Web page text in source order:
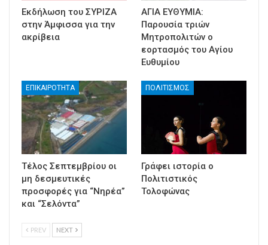
Εκδήλωση του ΣΥΡΙΖΑ
στην Άμφισσα για την
ακρίβεια
ΑΓΙΑ ΕΥΘΥΜΙΑ:
Παρουσία τριών
Μητροπολιτών ο
εορτασμός του Αγίου
Ευθυμίου
ΕΠΙΚΑΙΡΟΤΗΤΑ
Τέλος Σεπτεμβρίου οι
μη δεσμευτικές
προσφορές για “Νηρέα”
και “Σελόντα”
ΠΟΛΙΤΙΣΜΟΣ
Γράφει ιστορία ο
Πολιτιστικός
Τολοφώνας
PREV NEXT